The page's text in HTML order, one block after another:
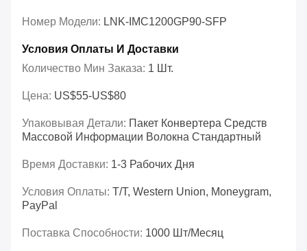
Номер Модели: LNK-IMC1200GP90-SFP
Условия Оплаты И Доставки
Количество Мин Заказа: 1 Шт.
Цена: US$55-US$80
Упаковывая Детали: Пакет Конвертера Средств
Массовой Информации Волокна Стандартный
Время Доставки: 1-3 Рабочих Дня
Условия Оплаты: T/T, Western Union, Moneygram,
PayPal
Поставка Способности: 1000 Шт/месяц